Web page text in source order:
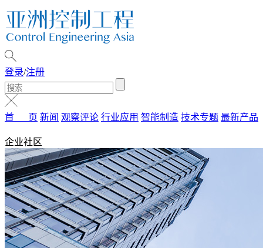
登录/注册
首 页 新闻 观察评论 行业应用 智能制造 技术专题 最新产品
企业社区